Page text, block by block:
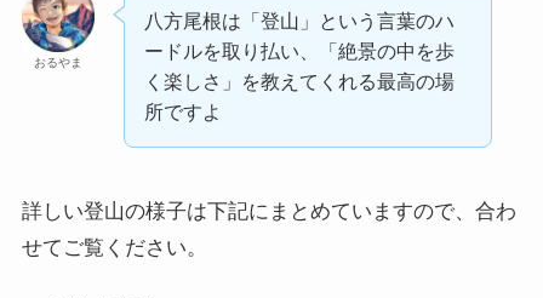
おるやま
八方尾根は「登山」という言葉のハ
ードルを取り払い、「絶景の中を歩
く楽しさ」を教えてくれる最高の場
所ですよ
詳しい登山の様子は下記にまとめていますので、合わ
せてご覧ください。